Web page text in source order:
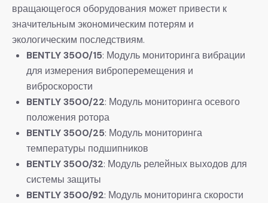
вращающегося оборудования может привести к
значительным экономическим потерям и
экологическим последствиям.
BENTLY 3500/15: Модуль мониторинга вибрации
для измерения виброперемещения и
виброскорости
BENTLY 3500/22: Модуль мониторинга осевого
положения ротора
BENTLY 3500/25: Модуль мониторинга
температуры подшипников
BENTLY 3500/32: Модуль релейных выходов для
системы защиты
BENTLY 3500/92: Модуль мониторинга скорости